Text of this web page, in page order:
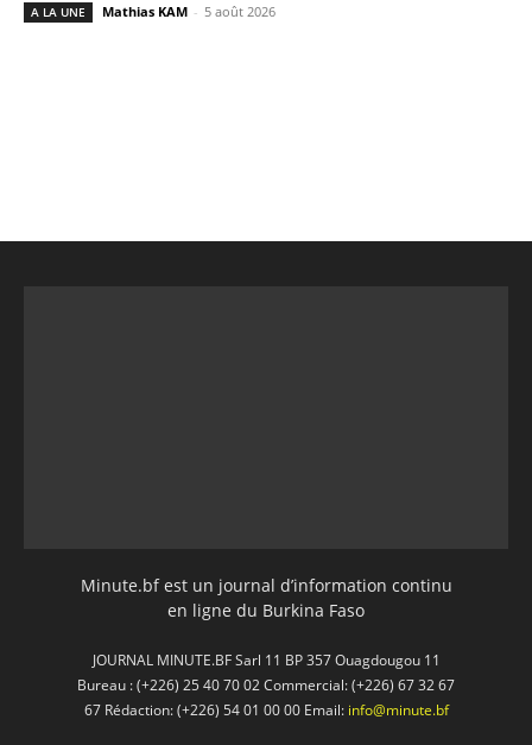
A LA UNE Mathias KAM - 5 août 2026
Minute.bf est un journal d’information continu
en ligne du Burkina Faso
JOURNAL MINUTE.BF Sarl 11 BP 357 Ouagdougou 11
Bureau : (+226) 25 40 70 02 Commercial: (+226) 67 32 67
67 Rédaction: (+226) 54 01 00 00 Email: info@minute.bf